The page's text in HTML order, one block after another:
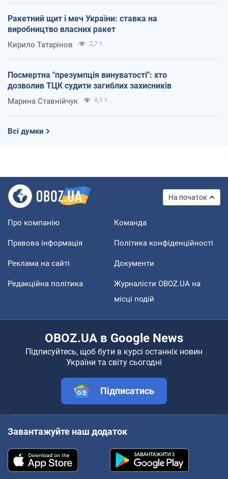
Ракетний щит і меч України: ставка на
виробництво власних ракет
Кирило Татарінов 2,7 т.
Посмертна "презумпція винуватості": хто
дозволив ТЦК судити загиблих захисників
Марина Ставнійчук 6,1 т.
Всі думки
На початок
Про компанію Команда
Правова інформація Політика конфіденційності
Реклама на сайті Документи
Редакційна політика
Журналісти OBOZ.UA на
місці подій
OBOZ.UA в Google News
Підписуйтесь, щоб бути в курсі останніх новин
України та світу сьогодні
Підписатись
Завантажуйте наш додаток